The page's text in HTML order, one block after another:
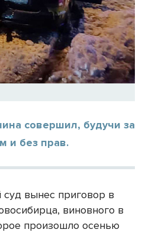
совершил, будучи за
и без прав.
вынес приговор в
виновного в
произошло осенью